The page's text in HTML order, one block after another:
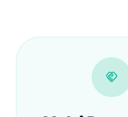
handshake